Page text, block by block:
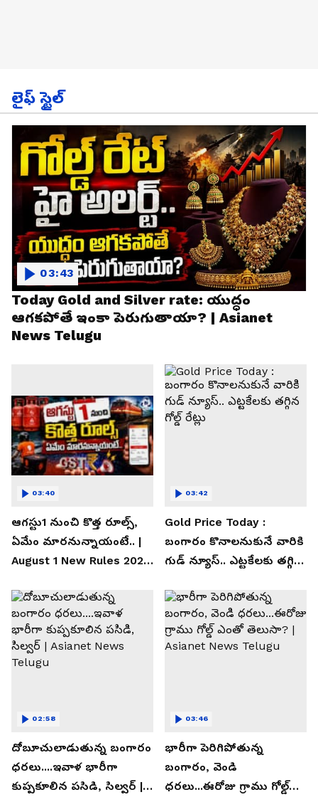
లైఫ్ స్టైల్
Today Gold and Silver rate: యుద్ధం
ఆగకపోతే ఇంకా పెరుగుతాయా? | Asianet
News Telugu
03:43
ఆగస్టు1 నుంచి కొత్త రూల్స్,
ఏమేం మారనున్నాయంటే.. |
August 1 New Rules 2026
03:40
Gold Price Today :
బంగారం కొనాలనుకునే వారికి
గుడ్ న్యూస్.. ఎట్టకేలకు తగ్గిన
03:42
దోబూచులాడుతున్న బంగారం
ధరలు....ఇవాళ భారీగా
కుప్పకూలిన పసిడి, సిల్వర్ |
02:58
భారీగా పెరిగిపోతున్న
బంగారం, వెండి
ధరలు...ఈరోజు గ్రాము గోల్డ్
03:46